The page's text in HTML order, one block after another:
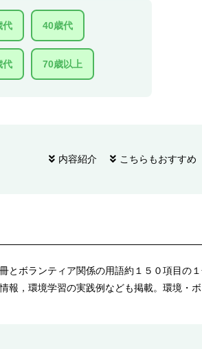
代 40歳代
代 70歳以上
内容紹介 こちらもおすすめ
とボランティア関係の用語約１５０項目の
報，環境学習の実践例なども掲載。環境・